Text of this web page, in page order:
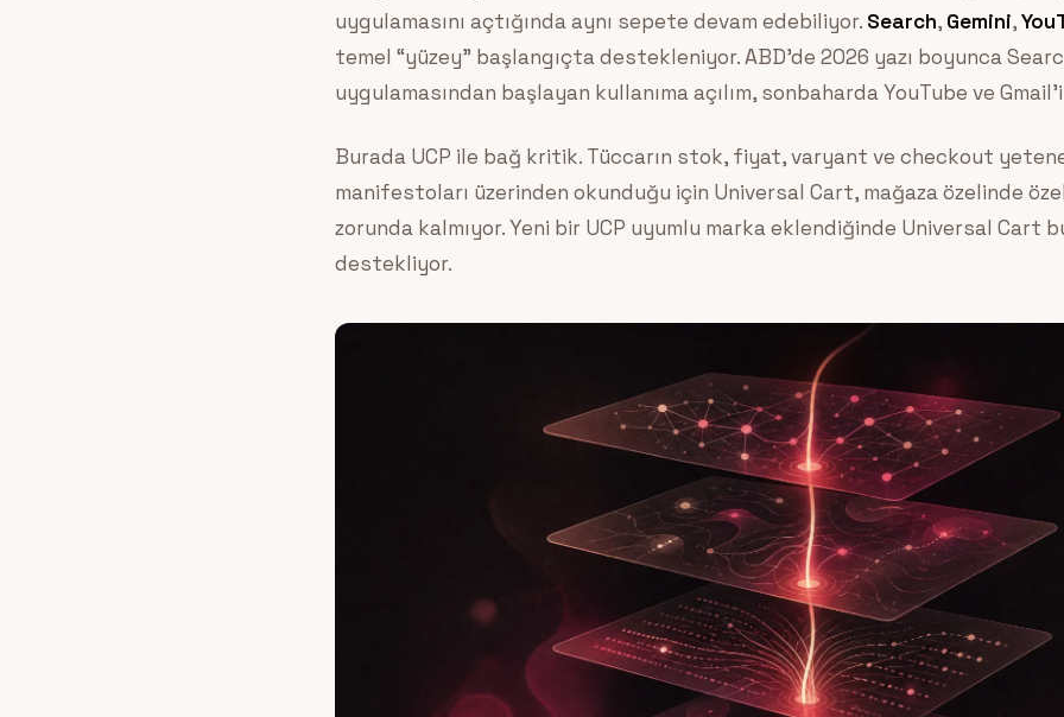
uygulamasını açtığında aynı sepete devam edebiliyor. Search, Gemini,
temel “yüzey” başlangıçta destekleniyor. ABD’de 2026 yazı boyunca
uygulamasından başlayan kullanıma açılım, sonbaharda YouTube ve
Burada UCP ile bağ kritik. Tüccarın stok, fiyat, varyant ve checkout
manifestoları üzerinden okunduğu için Universal Cart, mağaza özelinde
zorunda kalmıyor. Yeni bir UCP uyumlu marka eklendiğinde Universal Cart
destekliyor.